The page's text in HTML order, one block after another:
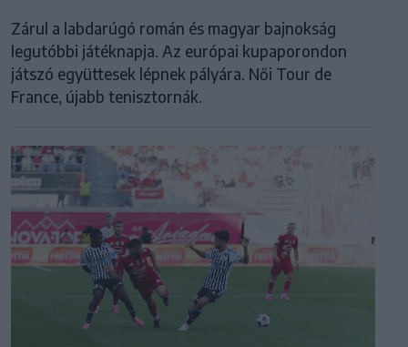
Zárul a labdarúgó román és magyar bajnokság
legutóbbi játéknapja. Az európai kupaporondon
játszó együttesek lépnek pályára. Női Tour de
France, újabb tenisztornák.